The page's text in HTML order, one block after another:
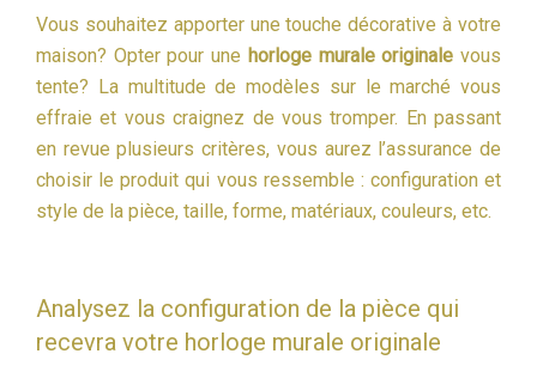
Vous souhaitez apporter une touche décorative à votre
maison? Opter pour une horloge murale originale vous
tente? La multitude de modèles sur le marché vous
effraie et vous craignez de vous tromper. En passant
en revue plusieurs critères, vous aurez l’assurance de
choisir le produit qui vous ressemble : configuration et
style de la pièce, taille, forme, matériaux, couleurs, etc.
Analysez la configuration de la pièce qui
recevra votre horloge murale originale